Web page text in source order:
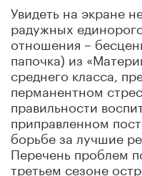
Увидеть на экране
радужных
отношения –
папочка) из
среднего класса,
перманентном
правильности
приправленном
борьбе за лучшие
Перечень проблем
третьем сезоне